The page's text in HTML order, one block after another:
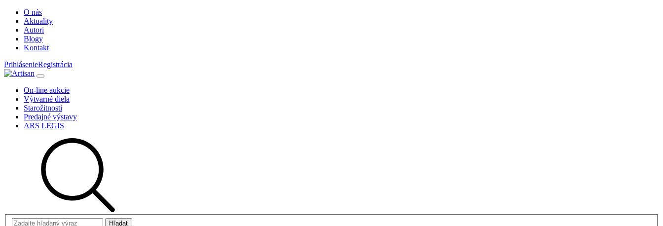
O nás
Aktuality
Autori
Blogy
Kontakt
PrihlásenieRegistrácia
On-line aukcie
Výtvarné diela
Starožitnosti
Predajné výstavy
ARS LEGIS